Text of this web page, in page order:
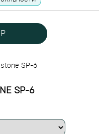
SP-6
SP-6